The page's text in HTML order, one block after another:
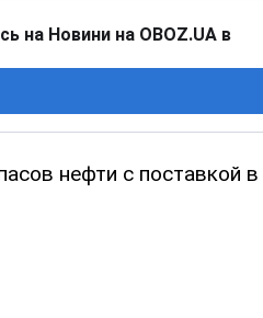
на Новини на OBOZ.UA в
нефти с поставкой в